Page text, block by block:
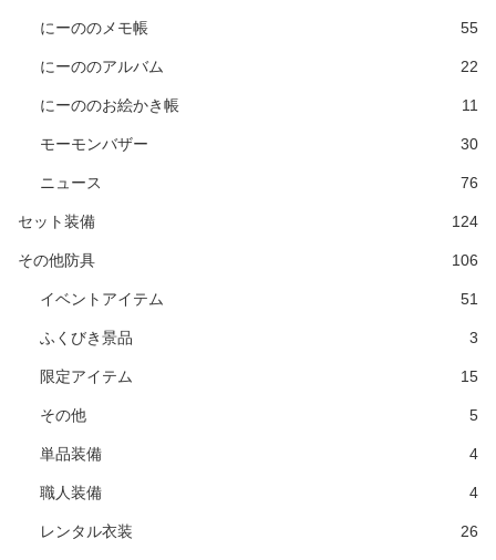
にーののメモ帳 55
にーののアルバム 22
にーののお絵かき帳 11
モーモンバザー 30
ニュース 76
セット装備 124
その他防具 106
イベントアイテム 51
ふくびき景品 3
限定アイテム 15
その他 5
単品装備 4
職人装備 4
レンタル衣装 26